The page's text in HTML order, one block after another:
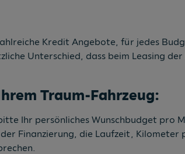
Kredit Angebote, für jedes
Unterschied, dass beim Leasing
Traum-Fahrzeug:
Ihr persönliches Wunschbudget pro
Finanzierung, die Laufzeit,